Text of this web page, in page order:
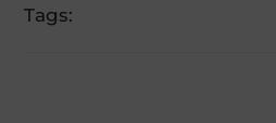
Tags: